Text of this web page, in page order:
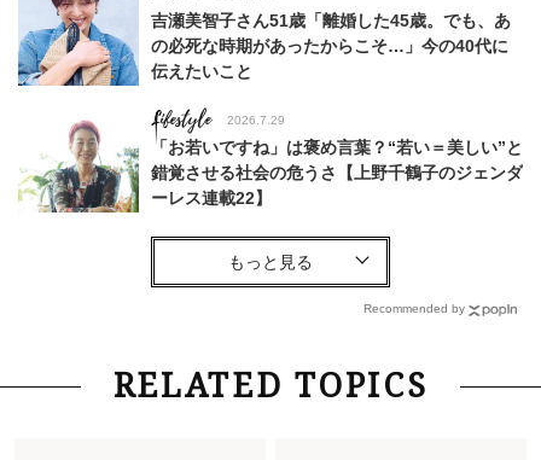
吉瀬美智子さん51歳「離婚した45歳。でも、あ
の必死な時期があったからこそ…」今の40代に
伝えたいこと
Lifestyle 2026.7.29
「お若いですね」は褒め言葉？“若い＝美しい”と
錯覚させる社会の危うさ【上野千鶴子のジェンダ
ーレス連載22】
Fashion
中村ゆりさん「40代になり、やっと“仕事以外の
幸福感”に目が向いた」ライフスタイルも、服も
Fashion 2026.7.16
白黒でもこんなに華やぐ！40代、夏の「甘めト
Recommended by
RELATED TOPICS